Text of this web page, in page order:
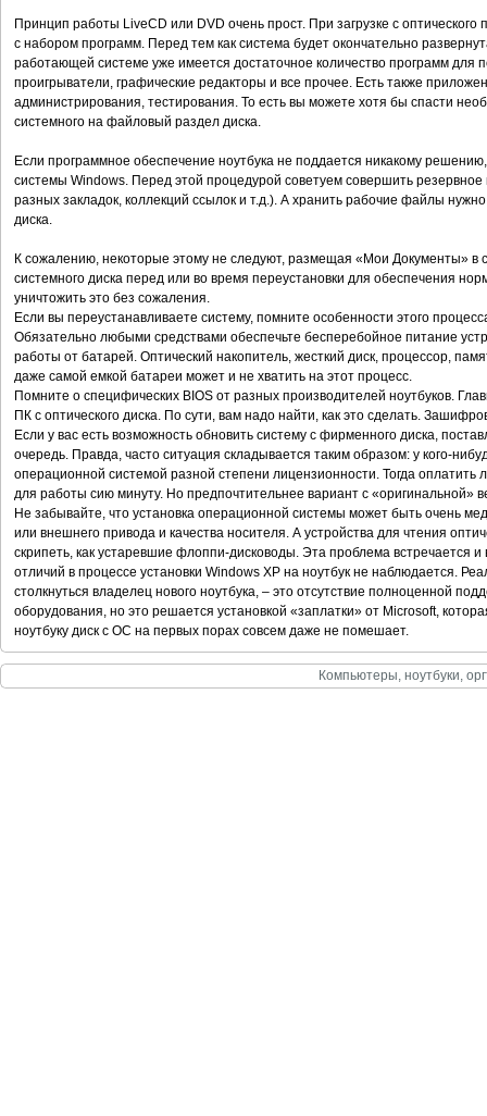
Принцип работы LiveCD или DVD очень прост. При загрузке с
с набором программ. Перед тем как система будет окончательно
работающей системе уже имеется достаточное количество программ для
проигрыватели, графические редакторы и все прочее. Есть также
администрирования, тестирования. То есть вы можете хотя бы спасти
системного на файловый раздел диска.
Если программное обеспечение ноутбука не поддается никакому
системы Windows. Перед этой процедурой советуем совершить
разных закладок, коллекций ссылок и т.д.). А хранить рабочие файлы
диска.
К сожалению, некоторые этому не следуют, размещая «Мои Документы» в
системного диска перед или во время переустановки для обеспечения
уничтожить это без сожаления.
Если вы переустанавливаете систему, помните особенности этого
Обязательно любыми средствами обеспечьте бесперебойное питание
работы от батарей. Оптический накопитель, жесткий диск, процессор,
даже самой емкой батареи может и не хватить на этот процесс.
Помните о специфических BIOS от разных производителей ноутбуков.
ПК с оптического диска. По сути, вам надо найти, как это сделать.
Если у вас есть возможность обновить систему с фирменного диска,
очередь. Правда, часто ситуация складывается таким образом: у кого-
операционной системой разной степени лицензионности. Тогда
для работы сию минуту. Но предпочтительнее вариант с «оригинальной»
Не забывайте, что установка операционной системы может быть очень
или внешнего привода и качества носителя. А устройства для чтения
скрипеть, как устаревшие флоппи-дисководы. Эта проблема встречается и
отличий в процессе установки Windows XP на ноутбук не наблюдается.
столкнуться владелец нового ноутбука, – это отсутствие полноценной
оборудования, но это решается установкой «заплатки» от Microsoft,
ноутбуку диск с ОС на первых порах совсем даже не помешает.
Компьютеры, ноутбуки,